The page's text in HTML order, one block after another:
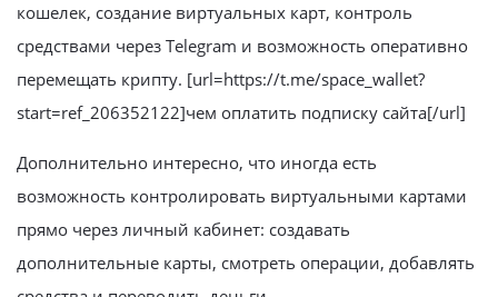
кошелек, создание виртуальных карт, контроль
средствами через Telegram и возможность оперативно
перемещать крипту. [url=https://t.me/space_wallet?
start=ref_206352122]чем оплатить подписку сайта[/url]
Дополнительно интересно, что иногда есть
возможность контролировать виртуальными картами
прямо через личный кабинет: создавать
дополнительные карты, смотреть операции, добавлять